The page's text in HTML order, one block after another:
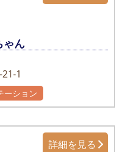
ゃん
1
ーション
詳細を見る